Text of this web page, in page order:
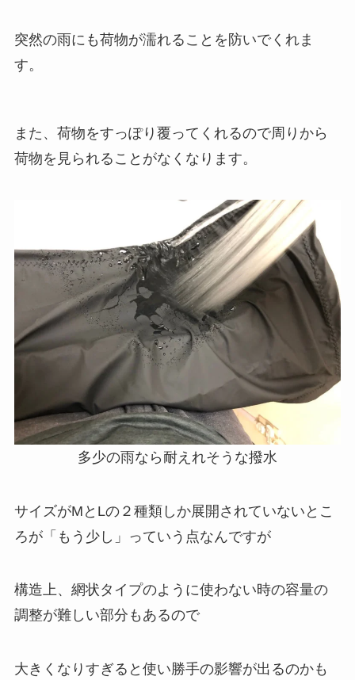
突然の雨にも荷物が濡れることを防いでくれま
す。
また、荷物をすっぽり覆ってくれるので周りから
荷物を見られることがなくなります。
多少の雨なら耐えれそうな撥水
サイズがMとLの２種類しか展開されていないとこ
ろが「もう少し」っていう点なんですが
構造上、網状タイプのように使わない時の容量の
調整が難しい部分もあるので
大きくなりすぎると使い勝手の影響が出るのかも